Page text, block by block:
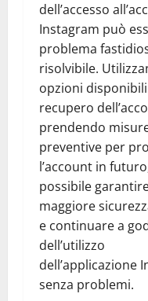
dell’accesso
Instagram può
problema
risolvibile.
opzioni
recupero
prendendo
preventive per
l’account in
possibile
maggiore
e continuare a
dell’utilizzo
dell’applicazione
senza problemi.